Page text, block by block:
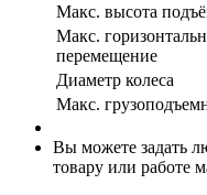
Макс. высота
Макс.
перемещение
Диаметр колеса
Макс.
Вы можете задать
товару или работе